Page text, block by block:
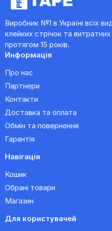
Виробник №1 в Україні всіх
клейких стрічок та витратних
протягом 15 років.
Информація
Про нас
Партнери
Контакти
Доставка та оплата
Обмін та повернення
Гарантія
Навігація
Кошик
Обрані товари
Магазин
Для користувачей